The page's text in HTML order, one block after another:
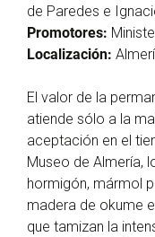
de Paredes e
Promotores:
Localización:
El valor de la
atiende sólo a la
aceptación en el
Museo de Almería,
hormigón, mármol
madera de okume
que tamizan la